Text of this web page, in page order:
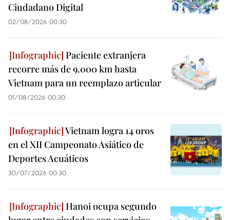
Ciudadano Digital
02/08/2026 00:30
Paciente extranjera
recorre más de 9.000 km hasta
Vietnam para un reemplazo articular
01/08/2026 00:30
Vietnam logra 14 oros
en el XII Campeonato Asiático de
Deportes Acuáticos
30/07/2026 00:30
Hanoi ocupa segundo